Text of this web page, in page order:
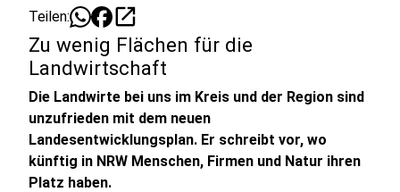
Teilen: open_in_new
Zu wenig Flächen für die
Landwirtschaft
Die Landwirte bei uns im Kreis und der Region sind
unzufrieden mit dem neuen
Landesentwicklungsplan. Er schreibt vor, wo
künftig in NRW Menschen, Firmen und Natur ihren
Platz haben.